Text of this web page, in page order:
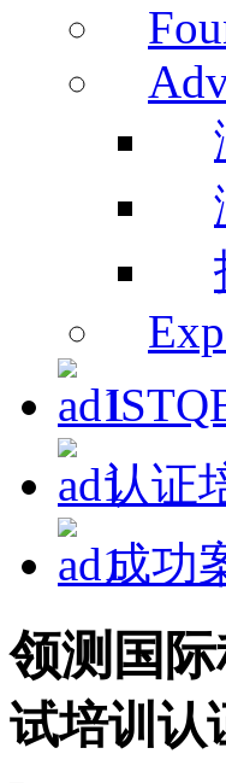
认证
成功
领测国
试培训认